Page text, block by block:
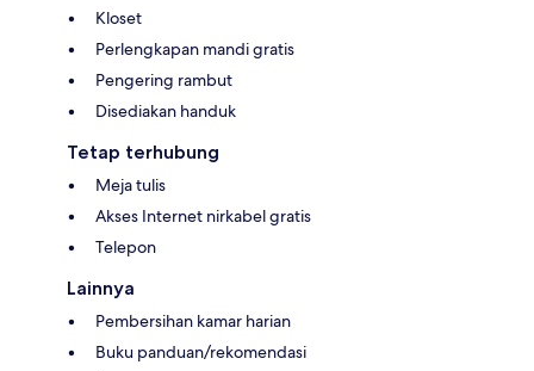
Kloset
Perlengkapan mandi gratis
Pengering rambut
Disediakan handuk
Tetap terhubung
Meja tulis
Akses Internet nirkabel gratis
Telepon
Lainnya
Pembersihan kamar harian
Buku panduan/rekomendasi